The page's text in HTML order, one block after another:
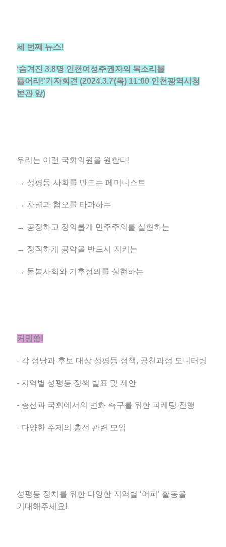
세 번째 뉴스!
‘숨겨진 3.8명 인천여성주권자의 목소리를
들어라!’기자회견 (2024.3.7(목) 11:00 인천광역시청
본관 앞)
우리는 이런 국회의원을 원한다!
→ 성평등 사회를 만드는 페미니스트
→ 차별과 혐오를 타파하는
→ 공정하고 정의롭게 민주주의를 실현하는
→ 정직하게 공약을 반드시 지키는
→ 돌봄사회와 기후정의를 실현하는
커밍쑨!
- 각 정당과 후보 대상 성평등 정책, 공천과정 모니터링
- 지역별 성평등 정책 발표 및 제안
- 총선과 국회에서의 변화 촉구를 위한 피케팅 진행
- 다양한 주제의 총선 관련 모임
성평등 정치를 위한 다양한 지역별 ‘어퍼’ 활동을
기대해주세요!